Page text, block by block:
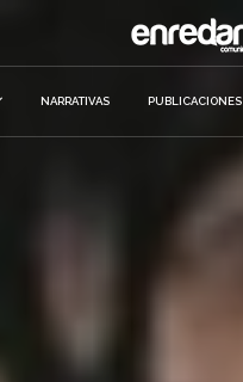
NARRATIVAS PUBLICACIONES